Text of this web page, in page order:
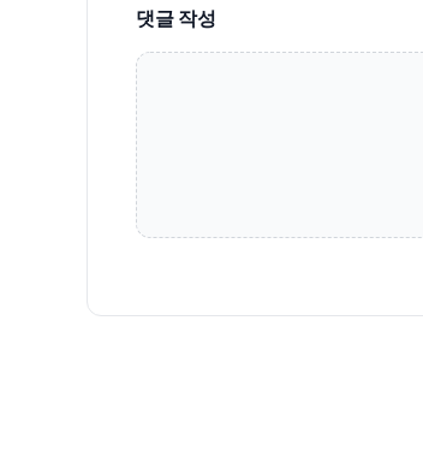
댓글 작성